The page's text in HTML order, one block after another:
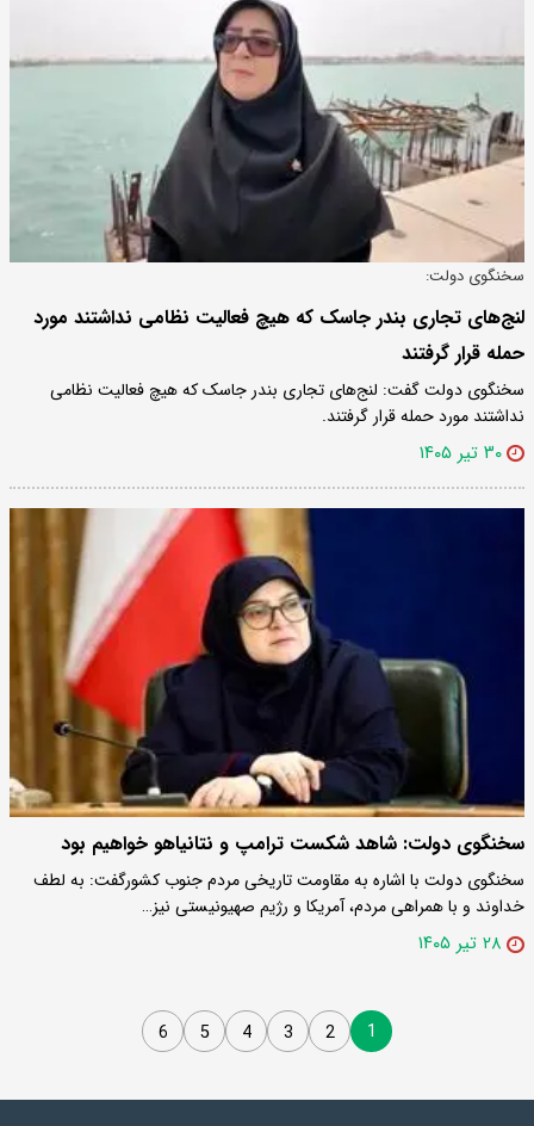
سخنگوی دولت:
لنج‌های تجاری بندر جاسک که هیچ فعالیت نظامی نداشتند مورد
حمله قرار گرفتند
سخنگوی دولت گفت: لنج‌های تجاری بندر جاسک که هیچ فعالیت نظامی
نداشتند مورد حمله قرار گرفتند.
۳۰ تیر ۱۴۰۵
سخنگوی دولت: شاهد شکست ترامپ و نتانیاهو خواهیم بود
سخنگوی دولت با اشاره به مقاومت تاریخی مردم جنوب کشورگفت: به لطف
خداوند و با همراهی مردم، آمریکا و رژیم صهیونیستی نیز…
۲۸ تیر ۱۴۰۵
1
2
3
4
5
6